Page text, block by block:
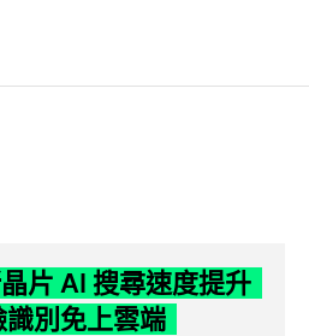
片 AI 搜尋速度提升
別免上雲端